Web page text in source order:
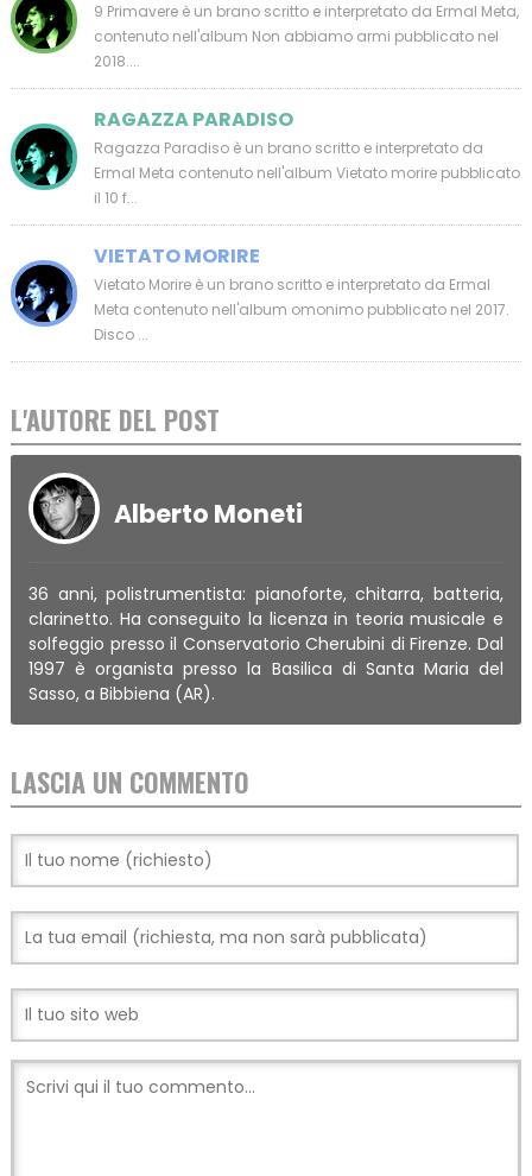
9 Primavere è un brano scritto e interpretato da Ermal Meta,
contenuto nell'album Non abbiamo armi pubblicato nel
2018....
RAGAZZA PARADISO
Ragazza Paradiso è un brano scritto e interpretato da
Ermal Meta contenuto nell'album Vietato morire pubblicato
il 10 f...
VIETATO MORIRE
Vietato Morire è un brano scritto e interpretato da Ermal
Meta contenuto nell'album omonimo pubblicato nel 2017.
Disco ...
L'AUTORE DEL POST
Alberto Moneti
36 anni, polistrumentista: pianoforte, chitarra, batteria,
clarinetto. Ha conseguito la licenza in teoria musicale e
solfeggio presso il Conservatorio Cherubini di Firenze. Dal
1997 è organista presso la Basilica di Santa Maria del
Sasso, a Bibbiena (AR).
LASCIA UN COMMENTO